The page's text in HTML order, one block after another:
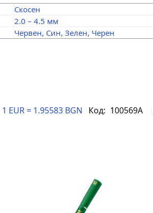
Скосен
2.0 – 4.5 мм
Червен, Син, Зелен, Черен
1 EUR = 1.95583 BGN Код: 100569A